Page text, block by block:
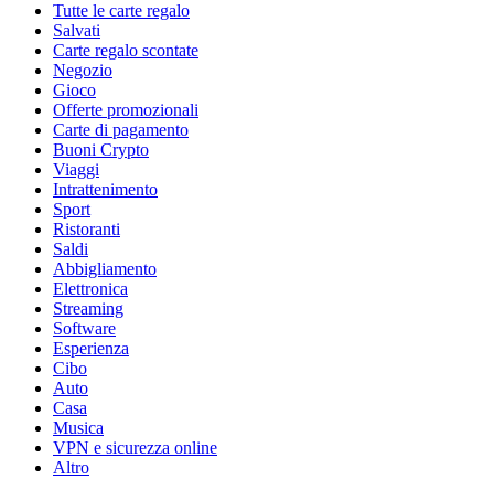
Tutte le carte regalo
Salvati
Carte regalo scontate
Negozio
Gioco
Offerte promozionali
Carte di pagamento
Buoni Crypto
Viaggi
Intrattenimento
Sport
Ristoranti
Saldi
Abbigliamento
Elettronica
Streaming
Software
Esperienza
Cibo
Auto
Casa
Musica
VPN e sicurezza online
Altro